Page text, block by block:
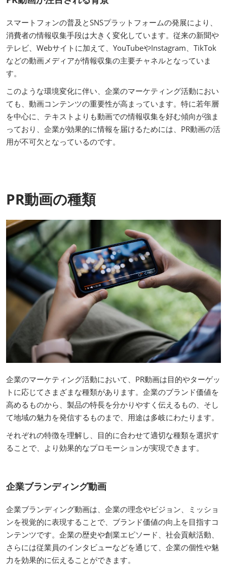
スマートフォンの普及とSNSプラットフォームの発展により、
消費者の情報収集手段は大きく変化しています。従来の新聞や
テレビ、Webサイトに加えて、YouTubeやInstagram、TikTok
などの動画メディアが情報収集の主要チャネルとなっていま
す。
このような環境変化に伴い、企業のマーケティング活動におい
ても、動画コンテンツの重要性が高まっています。特に若年層
を中心に、テキストよりも動画での情報収集を好む傾向が強ま
っており、企業が効果的に情報を届けるためには、PR動画の活
用が不可欠となっているのです。
PR動画の種類
企業のマーケティング活動において、PR動画は目的やターゲッ
トに応じてさまざまな種類があります。企業のブランド価値を
高めるものから、製品の特長を分かりやすく伝えるもの、そし
て地域の魅力を発信するものまで、用途は多岐にわたります。
それぞれの特徴を理解し、目的に合わせて適切な種類を選択す
ることで、より効果的なプロモーションが実現できます。
企業ブランディング動画
企業ブランディング動画は、企業の理念やビジョン、ミッショ
ンを視覚的に表現することで、ブランド価値の向上を目指すコ
ンテンツです。企業の歴史や創業エピソード、社会貢献活動、
さらには従業員のインタビューなどを通じて、企業の個性や魅
力を効果的に伝えることができます。